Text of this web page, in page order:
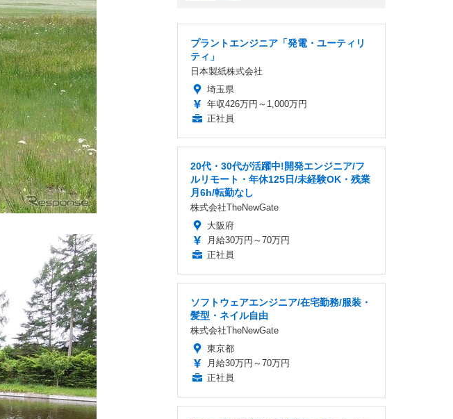
プラントエンジニア「発電・ユーティリ
ティ」
日本製紙株式会社
埼玉県
年収426万円～1,000万円
正社員
20代・30代が活躍中!開発エンジニア/フ
ルリモート・年休125日/未経験OK・残業
月6h/転勤なし
株式会社TheNewGate
大阪府
月給30万円～70万円
正社員
ソフトウェアエンジニア/在宅勤務/服装・
髪型・ネイル自由
株式会社TheNewGate
東京都
月給30万円～70万円
正社員